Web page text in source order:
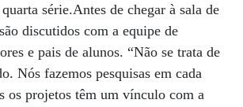
série.Antes de chegar à sala de
discutidos com a equipe de
e pais de alunos. “Não se trata de
Nós fazemos pesquisas em cada
os projetos têm um vínculo com a